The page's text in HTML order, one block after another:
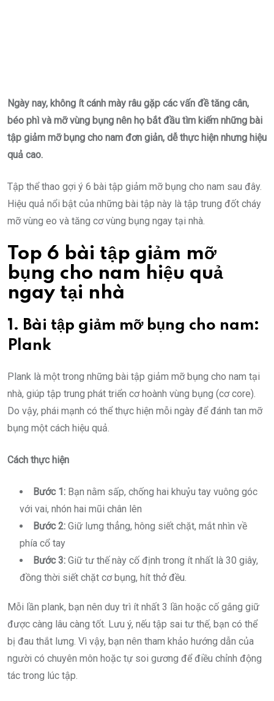
Ngày nay, không ít cánh mày râu gặp các vấn đề tăng cân,
béo phì và mỡ vùng bụng nên họ bắt đầu tìm kiếm những bài
tập giảm mỡ bụng cho nam đơn giản, dễ thực hiện nhưng hiệu
quả cao.
Tập thể thao gợi ý 6 bài tập giảm mỡ bụng cho nam sau đây.
Hiệu quả nổi bật của những bài tập này là tập trung đốt cháy
mỡ vùng eo và tăng cơ vùng bụng ngay tại nhà.
Top 6 bài tập giảm mỡ
bụng cho nam hiệu quả
ngay tại nhà
1. Bài tập giảm mỡ bụng cho nam:
Plank
Plank là một trong những bài tập giảm mỡ bụng cho nam tại
nhà, giúp tập trung phát triển cơ hoành vùng bụng (cơ core).
Do vậy, phái mạnh có thể thực hiện mỗi ngày để đánh tan mỡ
bụng một cách hiệu quả.
Cách thực hiện
Bước 1: Bạn nằm sấp, chống hai khuỷu tay vuông góc
với vai, nhón hai mũi chân lên
Bước 2: Giữ lưng thẳng, hông siết chặt, mắt nhìn về
phía cổ tay
Bước 3: Giữ tư thế này cố định trong ít nhất là 30 giây,
đồng thời siết chặt cơ bụng, hít thở đều.
Mỗi lần plank, bạn nên duy trì ít nhất 3 lần hoặc cố gắng giữ
được càng lâu càng tốt. Lưu ý, nếu tập sai tư thế, bạn có thể
bị đau thắt lưng. Vì vậy, bạn nên tham khảo hướng dẫn của
người có chuyên môn hoặc tự soi gương để điều chỉnh động
tác trong lúc tập.